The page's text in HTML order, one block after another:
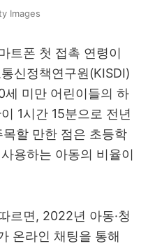
Images
트폰 첫 접촉 연령이
신정책연구원(KISDI)
세 미만 어린이들의 하
1시간 15분으로 전년
할 만한 점은 초등학
용하는 아동의 비율이
르면, 2022년 아동·청
온라인 채팅을 통해